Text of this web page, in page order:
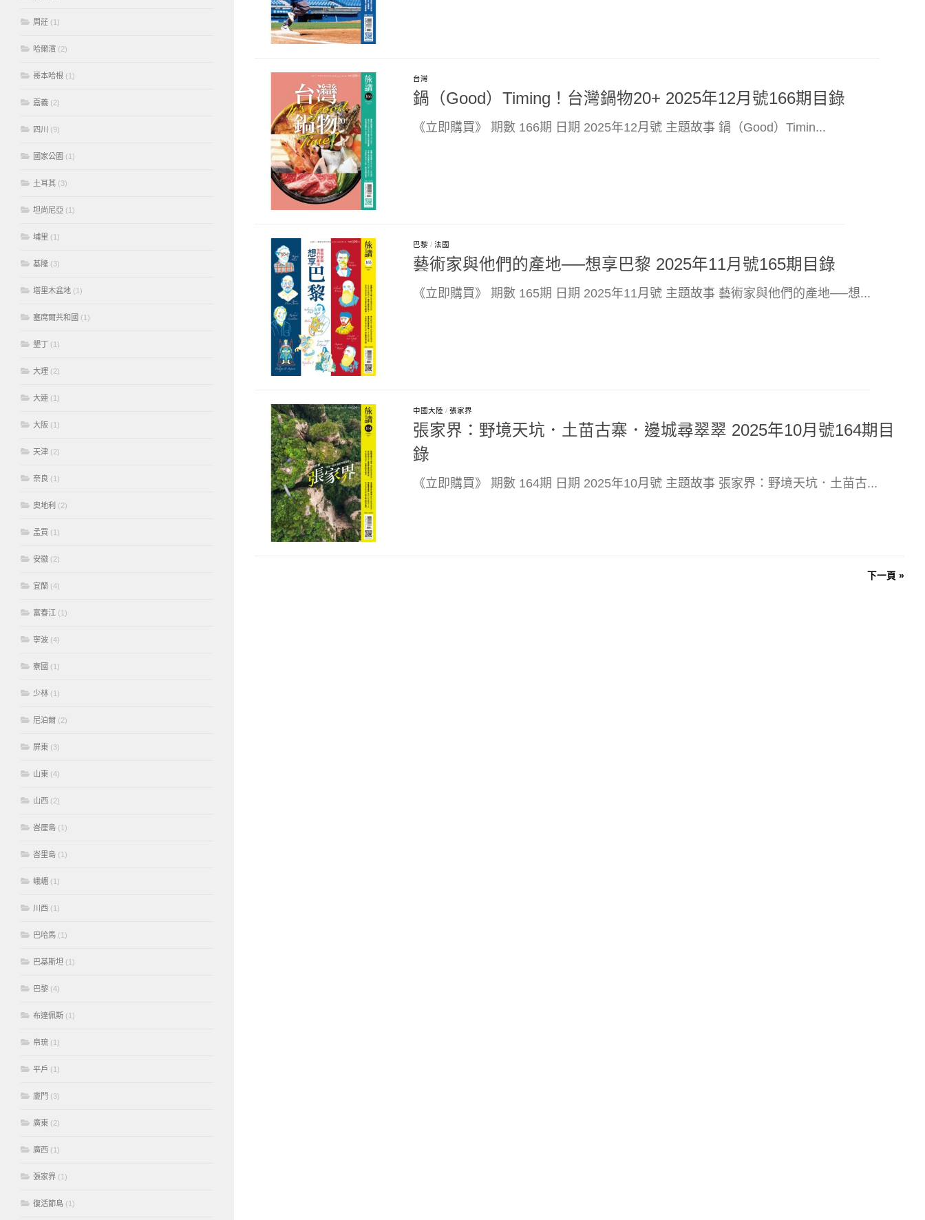
台灣
鍋（Good）Timing！台灣鍋物20+ 2025年12月號166期目錄
《立即購買》 期數 166期 日期 2025年12月號 主題故事 鍋（Good）Timin...
巴黎 / 法國
藝術家與他們的產地──想享巴黎 2025年11月號165期目錄
《立即購買》 期數 165期 日期 2025年11月號 主題故事 藝術家與他們的產地──想...
中國大陸 / 張家界
張家界：野境天坑．土苗古寨．邊城尋翠翠 2025年10月號164期目
錄
《立即購買》 期數 164期 日期 2025年10月號 主題故事 張家界：野境天坑．土苗古...
下一頁 »
周莊 (1)
哈爾濱 (2)
哥本哈根 (1)
嘉義 (2)
四川 (9)
國家公園 (1)
土耳其 (3)
坦尚尼亞 (1)
埔里 (1)
基隆 (3)
塔里木盆地 (1)
塞席爾共和國 (1)
墾丁 (1)
大理 (2)
大連 (1)
大阪 (1)
天津 (2)
奈良 (1)
奧地利 (2)
孟買 (1)
安徽 (2)
宜蘭 (4)
富春江 (1)
寧波 (4)
寮國 (1)
少林 (1)
尼泊爾 (2)
屏東 (3)
山東 (4)
山西 (2)
峇厘島 (1)
峇里島 (1)
峨嵋 (1)
川西 (1)
巴哈馬 (1)
巴基斯坦 (1)
巴黎 (4)
布達佩斯 (1)
帛琉 (1)
平戶 (1)
廈門 (3)
廣東 (2)
廣西 (1)
張家界 (1)
復活節島 (1)